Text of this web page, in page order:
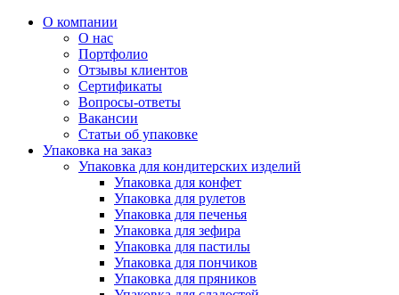
О компании
О нас
Портфолио
Отзывы клиентов
Сертификаты
Вопросы-ответы
Вакансии
Статьи об упаковке
Упаковка на заказ
Упаковка для кондитерских изделий
Упаковка для конфет
Упаковка для рулетов
Упаковка для печенья
Упаковка для зефира
Упаковка для пастилы
Упаковка для пончиков
Упаковка для пряников